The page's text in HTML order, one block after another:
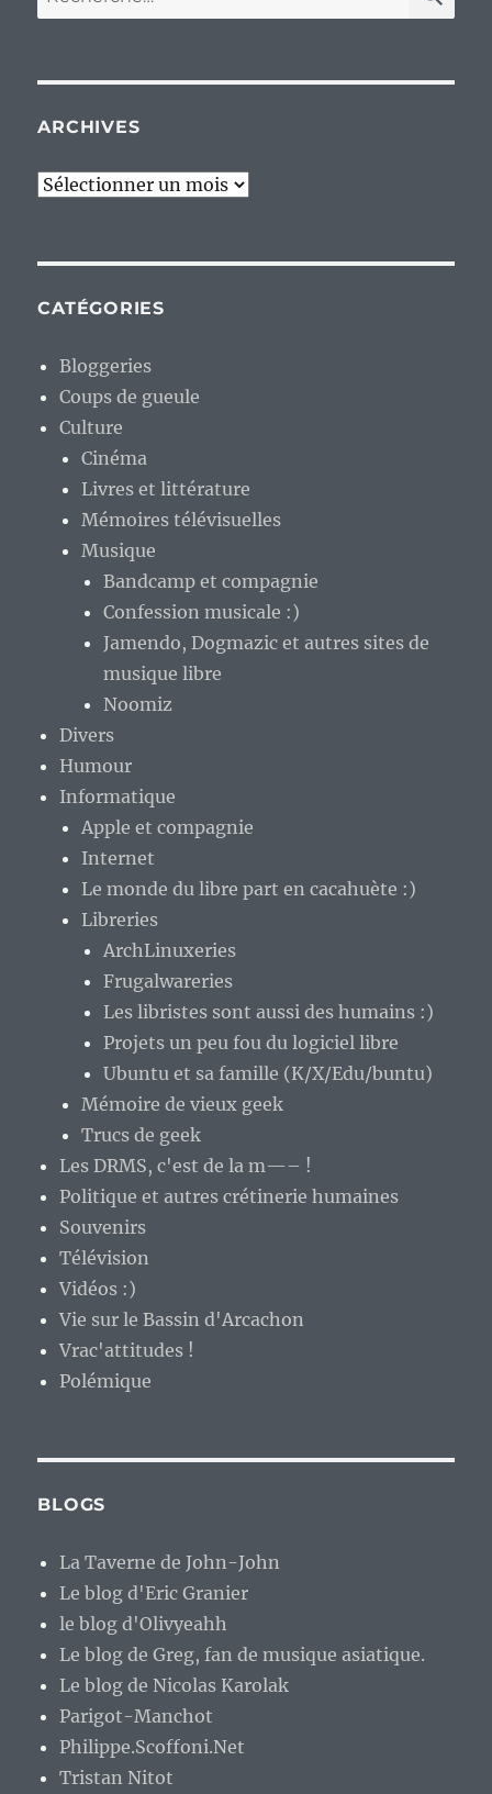
pour :
ARCHIVES
Archives
CATÉGORIES
Bloggeries
Coups de gueule
Culture
Cinéma
Livres et littérature
Mémoires télévisuelles
Musique
Bandcamp et compagnie
Confession musicale :)
Jamendo, Dogmazic et autres sites de
musique libre
Noomiz
Divers
Humour
Informatique
Apple et compagnie
Internet
Le monde du libre part en cacahuète :)
Libreries
ArchLinuxeries
Frugalwareries
Les libristes sont aussi des humains :)
Projets un peu fou du logiciel libre
Ubuntu et sa famille (K/X/Edu/buntu)
Mémoire de vieux geek
Trucs de geek
Les DRMS, c'est de la m—– !
Politique et autres crétinerie humaines
Souvenirs
Télévision
Vidéos :)
Vie sur le Bassin d'Arcachon
Vrac'attitudes !
Polémique
BLOGS
La Taverne de John-John
Le blog d'Eric Granier
le blog d'Olivyeahh
Le blog de Greg, fan de musique asiatique.
Le blog de Nicolas Karolak
Parigot-Manchot
Philippe.Scoffoni.Net
Tristan Nitot